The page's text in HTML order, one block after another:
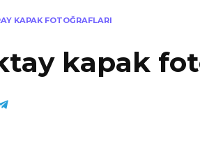
KAPAK FOTOĞRAFLARI
kapak